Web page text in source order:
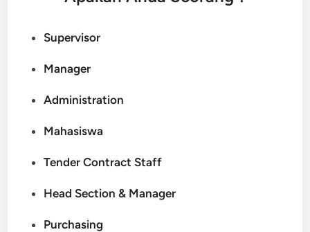
Supervisor
Manager
Administration
Mahasiswa
Tender Contract Staff
Head Section & Manager
Purchasing